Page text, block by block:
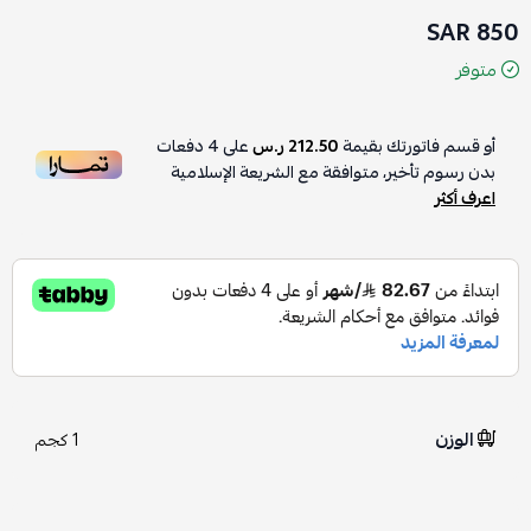
850 SAR
متوفر
أو قسم فاتورتك بقيمة212.50 ر.س على4دفعات
بدون رسوم تأخير، متوافقة مع الشريعة الإسلامية
اعرف أكثر
الوزن 1 كجم